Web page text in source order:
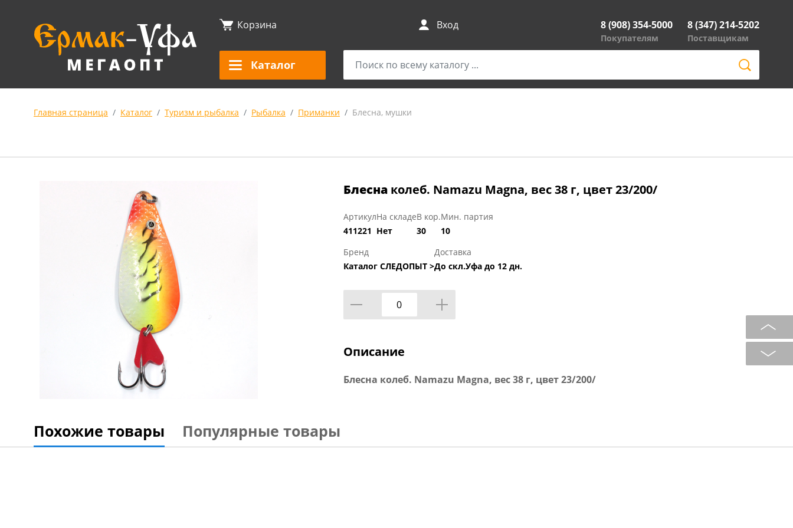
Корзина Вход 8 (908) 354-5000
Покупателям
8 (347) 214-5202
Поставщикам
Каталог
Главная страница Каталог Туризм и рыбалка Рыбалка Приманки Блесна, мушки
Блесна колеб. Namazu Magna, вес 38 г, цвет 23/200/
Артикул
411221
На складе
Нет
В кор.
30
Мин. партия
10
Бренд
Каталог СЛЕДОПЫТ >
Доставка
До скл.Уфа до 12 дн.
Описание
Блесна колеб. Namazu Magna, вес 38 г, цвет 23/200/
Похожие товары Популярные товары